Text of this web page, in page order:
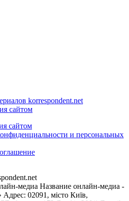
korrespondent.net
сайтом
сайтом
и персональных
медиа Название онлайн-медиа -
02091, місто Київ,